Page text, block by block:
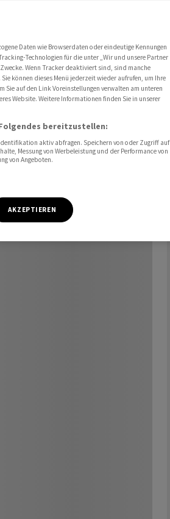
Daten wie Browserdaten oder eindeutige Kennungen
Technologien für die unter „Wir und unsere Partner
Wenn Tracker deaktiviert sind, sind manche
können dieses Menü jederzeit wieder aufrufen, um Ihre
auf den Link Voreinstellungen verwalten am unteren
Website. Weitere Informationen finden Sie in unserer
bereitzustellen:
aktiv abfragen. Speichern von oder Zugriff auf
Messung von Werbeleistung und der Performance von
von Angeboten.
AKZEPTIEREN